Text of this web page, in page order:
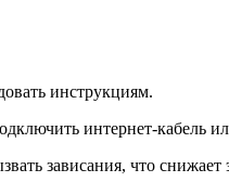
инструкциям.
интернет-кабель
зависания, что